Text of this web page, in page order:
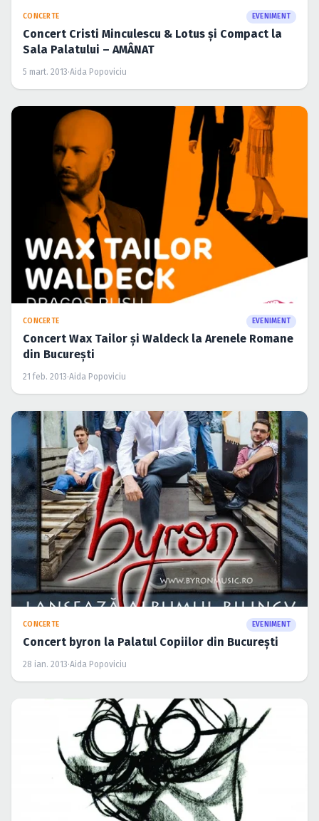
CONCERTE EVENIMENT
Concert Cristi Minculescu & Lotus şi Compact la
Sala Palatului – AMÂNAT
5 mart. 2013·Aida Popoviciu
CONCERTE EVENIMENT
Concert Wax Tailor şi Waldeck la Arenele Romane
din Bucureşti
21 feb. 2013·Aida Popoviciu
CONCERTE EVENIMENT
Concert byron la Palatul Copiilor din Bucureşti
28 ian. 2013·Aida Popoviciu